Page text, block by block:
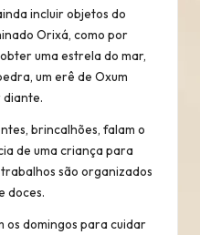
incluir objetos do
Orixá, como por
uma estrela do mar,
um erê de Oxum
diante.
brincalhões, falam o
de uma criança para
são organizados
doces.
os domingos para cuidar